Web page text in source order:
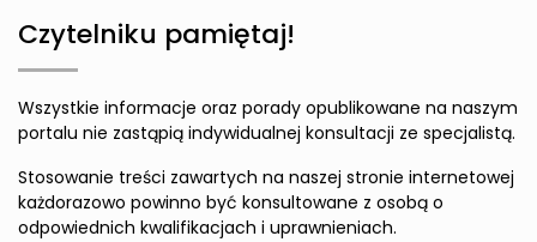
Czytelniku pamiętaj!
Wszystkie informacje oraz porady opublikowane na naszym
portalu nie zastąpią indywidualnej konsultacji ze specjalistą.
Stosowanie treści zawartych na naszej stronie internetowej
każdorazowo powinno być konsultowane z osobą o
odpowiednich kwalifikacjach i uprawnieniach.